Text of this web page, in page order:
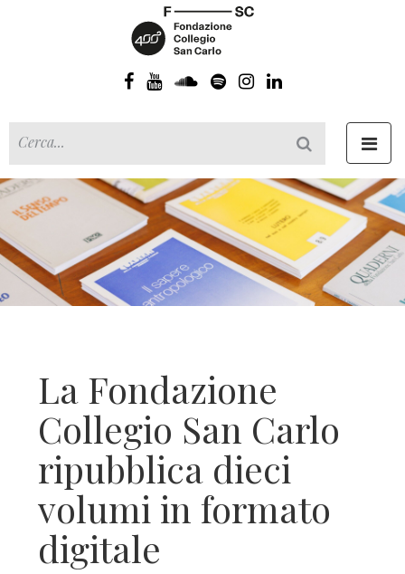
La Fondazione
Collegio San Carlo
ripubblica dieci
volumi in formato
digitale